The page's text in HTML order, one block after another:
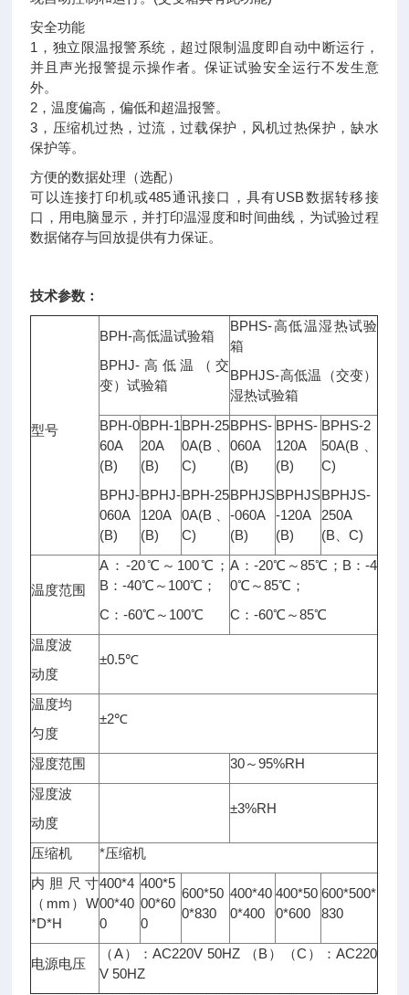
安全功能
1，独立限温报警系统，超过限制温度即自动中断运行，
并且声光报警提示操作者。保证试验安全运行不发生意
外。
2，温度偏高，偏低和超温报警。
3，压缩机过热，过流，过载保护，风机过热保护，缺水
保护等。
方便的数据处理（选配）
可以连接打印机或485通讯接口，具有USB数据转移接
口，用电脑显示，并打印温湿度和时间曲线，为试验过程
数据储存与回放提供有力保证。
技术参数：
型号
BPH-高低温试验箱
BPHJ-高低温（交
变）试验箱
BPHS-高低温湿热试验
箱
BPHJS-高低温（交变）
湿热试验箱
BPH-0
60A
(B)
BPHJ-
060A
(B)
BPH-1
20A
(B)
BPHJ-
120A
(B)
BPH-25
0A(B、
C)
BPH-25
0A(B、
C)
BPHS-
060A
(B)
BPHJS
-060A
(B)
BPHS-
120A
(B)
BPHJS
-120A
(B)
BPHS-2
50A(B、
C)
BPHJS-
250A
(B、C)
温度范围
A：-20℃～100℃；
B：-40℃～100℃；
C：-60℃～100℃
A：-20℃～85℃；B：-4
0℃～85℃；
C：-60℃～85℃
温度波
动度
±0.5℃
温度均
匀度
±2℃
湿度范围
30～95%RH
湿度波
动度
±3%RH
压缩机
*压缩机
内胆尺寸
（mm）W
*D*H
400*4
00*40
0
400*5
00*60
0
600*50
0*830
400*40
0*400
400*50
0*600
600*500*
830
电源电压
（A）：AC220V 50HZ （B）（C）：AC220
V 50HZ